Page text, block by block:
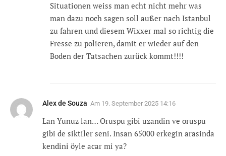
Situationen weiss man echt nicht mehr was
man dazu noch sagen soll außer nach Istanbul
zu fahren und diesem Wixxer mal so richtig die
Fresse zu polieren, damit er wieder auf den
Boden der Tatsachen zurück kommt!!!!
Alex de Souza Am 19. September 2025 14:16
Lan Yunuz lan… Oruspu gibi uzandin ve oruspu
gibi de siktiler seni. Insan 65000 erkegin arasinda
kendini öyle acar mi ya?